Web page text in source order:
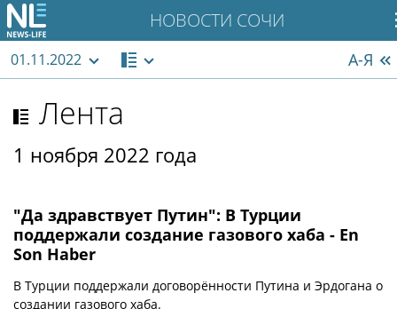
НОВОСТИ СОЧИ
01.11.2022 А-Я
Лента
1 ноября 2022 года
"Да здравствует Путин": В Турции
поддержали создание газового хаба - En
Son Haber
В Турции поддержали договорённости Путина и Эрдогана о
создании газового хаба.